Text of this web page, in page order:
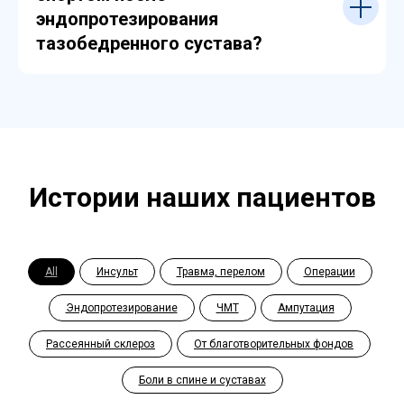
эндопротезирования
тазобедренного сустава?
Истории наших пациентов
All Инсульт Травма, перелом Операции
Эндопротезирование ЧМТ Ампутация
Рассеянный склероз От благотворительных фондов
Боли в спине и суставах